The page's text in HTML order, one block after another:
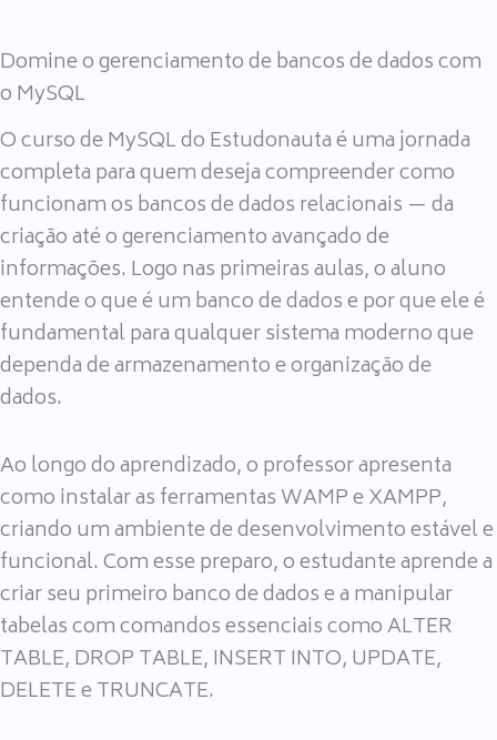
Domine o gerenciamento de bancos de dados com
o MySQL
O curso de MySQL do Estudonauta é uma jornada
completa para quem deseja compreender como
funcionam os bancos de dados relacionais — da
criação até o gerenciamento avançado de
informações. Logo nas primeiras aulas, o aluno
entende o que é um banco de dados e por que ele é
fundamental para qualquer sistema moderno que
dependa de armazenamento e organização de
dados.
Ao longo do aprendizado, o professor apresenta
como instalar as ferramentas WAMP e XAMPP,
criando um ambiente de desenvolvimento estável e
funcional. Com esse preparo, o estudante aprende a
criar seu primeiro banco de dados e a manipular
tabelas com comandos essenciais como ALTER
TABLE, DROP TABLE, INSERT INTO, UPDATE,
DELETE e TRUNCATE.